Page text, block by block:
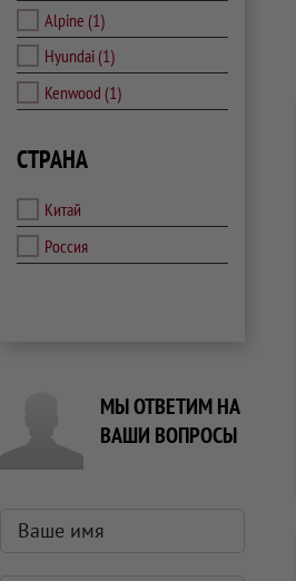
Alpine (1)
Hyundai(1)
Kenwood (1)
СТРАНА
Китай
Россия
МЫ ОТВЕТИМ НА
ВАШИ ВОПРОСЫ